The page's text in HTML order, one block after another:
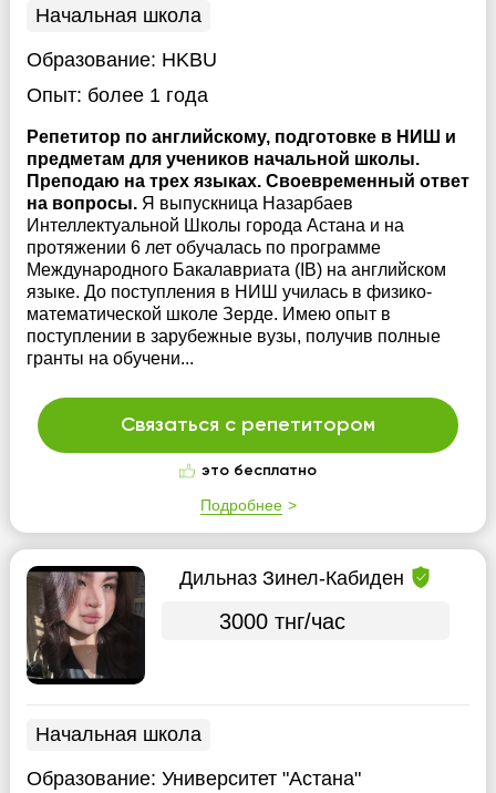
Начальная школа
Образование: HKBU
Опыт: более 1 года
Репетитор по английскому, подготовке в НИШ и
предметам для учеников начальной школы.
Преподаю на трех языках. Своевременный ответ
на вопросы. Я выпускница Назарбаев
Интеллектуальной Школы города Астана и на
протяжении 6 лет обучалась по программе
Международного Бакалавриата (IB) на английском
языке. До поступления в НИШ училась в физико-
математической школе Зерде. Имею опыт в
поступлении в зарубежные вузы, получив полные
гранты на обучени...
Связаться с репетитором
это бесплатно
Подробнее
Дильназ Зинел-Кабиден
3000 тнг/час
Начальная школа
Образование: Университет "Астана"